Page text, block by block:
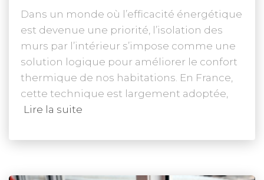
Dans un monde où l’efficacité énergétique
est devenue une priorité, l’isolation des
murs par l’intérieur s’impose comme une
solution logique pour améliorer le confort
thermique de nos habitations. En France,
cette technique est largement adoptée,
Lire la suite